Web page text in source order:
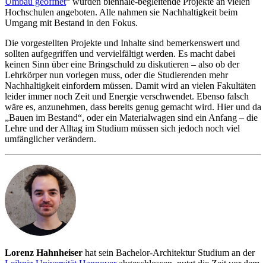
Hochschulen angeboten. Alle nahmen sie Nachhaltigkeit beim
Umgang mit Bestand in den Fokus.
Die vorgestellten Projekte und Inhalte sind bemerkenswert und
sollten aufgegriffen und vervielfältigt werden. Es macht dabei
keinen Sinn über eine Bringschuld zu diskutieren – also ob der
Lehrkörper nun vorlegen muss, oder die Studierenden mehr
Nachhaltigkeit einfordern müssen. Damit wird an vielen Fakultäten
leider immer noch Zeit und Energie verschwendet. Ebenso falsch
wäre es, anzunehmen, dass bereits genug gemacht wird. Hier und da
„Bauen im Bestand“, oder ein Materialwagen sind ein Anfang – die
Lehre und der Alltag im Studium müssen sich jedoch noch viel
umfänglicher verändern.
Lorenz Hahnheiser hat sein Bachelor-Architektur Studium an der